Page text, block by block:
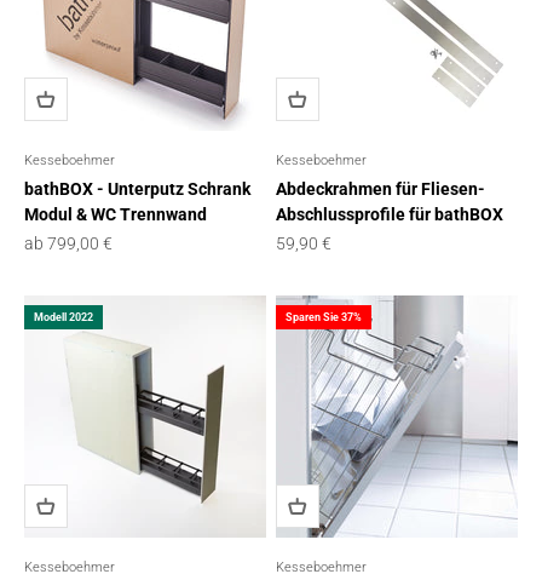
Kesseboehmer
bathBOX - Unterputz Schrank
Modul & WC Trennwand
Angebot
ab 799,00 €
Kesseboehmer
Abdeckrahmen für Fliesen-
Abschlussprofile für bathBOX
Angebot
59,90 €
Modell 2022
Kesseboehmer
Sparen Sie 37%
Kesseboehmer